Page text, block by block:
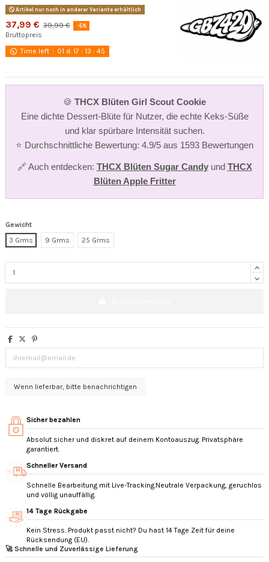
Artikel nur noch in anderer Variante erhältlich
37,99 € 39,99 € -5%
Bruttopreis
Time left
01 d. 17 :13 :45
🍪 THCX Blüten Girl Scout Cookie
Eine dichte Dessert-Blüte für Nutzer, die echte Keks-Süße
und klar spürbare Intensität suchen.
⭐ Durchschnittliche Bewertung: 4.9/5 aus 1593 Bewertungen
🔗 Auch entdecken: THCX Blüten Sugar Candyund THCX
Blüten Apple Fritter
Gewicht
3 Grms
9 Grms 25 Grms
Sicher bezahlen
Absolut sicher und diskret auf deinem Kontoauszug. Privatsphäre
garantiert.
Schneller Versand
Schnelle Bearbeitung mit Live-Tracking.Neutrale Verpackung, geruchlos
und völlig unauffällig.
14 Tage Rückgabe
Kein Stress. Produkt passt nicht? Du hast 14 Tage Zeit für deine
Rücksendung (EU).
🚀 Schnelle und Zuverlässige Lieferung